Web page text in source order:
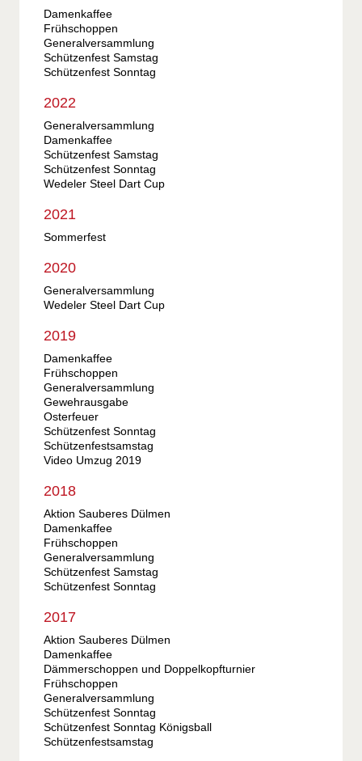
Damenkaffee
Frühschoppen
Generalversammlung
Schützenfest Samstag
Schützenfest Sonntag
2022
Generalversammlung
Damenkaffee
Schützenfest Samstag
Schützenfest Sonntag
Wedeler Steel Dart Cup
2021
Sommerfest
2020
Generalversammlung
Wedeler Steel Dart Cup
2019
Damenkaffee
Frühschoppen
Generalversammlung
Gewehrausgabe
Osterfeuer
Schützenfest Sonntag
Schützenfestsamstag
Video Umzug 2019
2018
Aktion Sauberes Dülmen
Damenkaffee
Frühschoppen
Generalversammlung
Schützenfest Samstag
Schützenfest Sonntag
2017
Aktion Sauberes Dülmen
Damenkaffee
Dämmerschoppen und Doppelkopfturnier
Frühschoppen
Generalversammlung
Schützenfest Sonntag
Schützenfest Sonntag Königsball
Schützenfestsamstag